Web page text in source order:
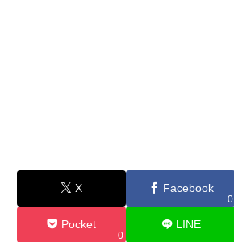
X Facebook
0
Pocket
0
LINE